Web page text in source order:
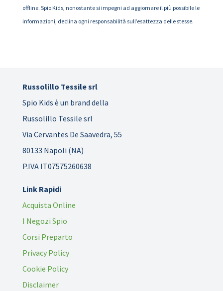
offline. Spio Kids, nonostante si impegni ad aggiornare il più possibile le
informazioni, declina ogni responsabilità sull’esattezza delle stesse.
Russolillo Tessile srl
Spio Kids è un brand della
Russolillo Tessile srl
Via Cervantes De Saavedra, 55
80133 Napoli (NA)
P.IVA IT07575260638
Link Rapidi
Acquista Online
I Negozi Spio
Corsi Preparto
Privacy Policy
Cookie Policy
Disclaimer